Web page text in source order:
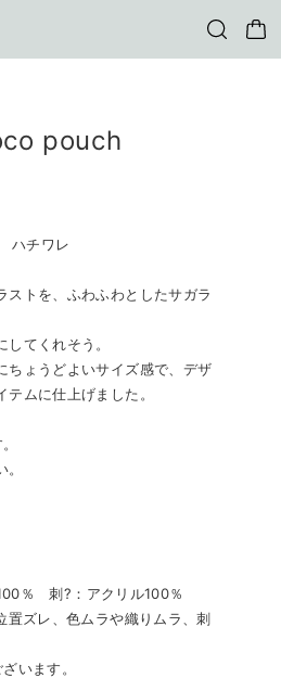
pouch
チワレ
ストを、ふわふわとしたサガラ
てくれそう。
ちょうどよいサイズ感で、デザ
ムに仕上げました。
％ 刺?：アクリル100％
ズレ、色ムラや織りムラ、刺
います。